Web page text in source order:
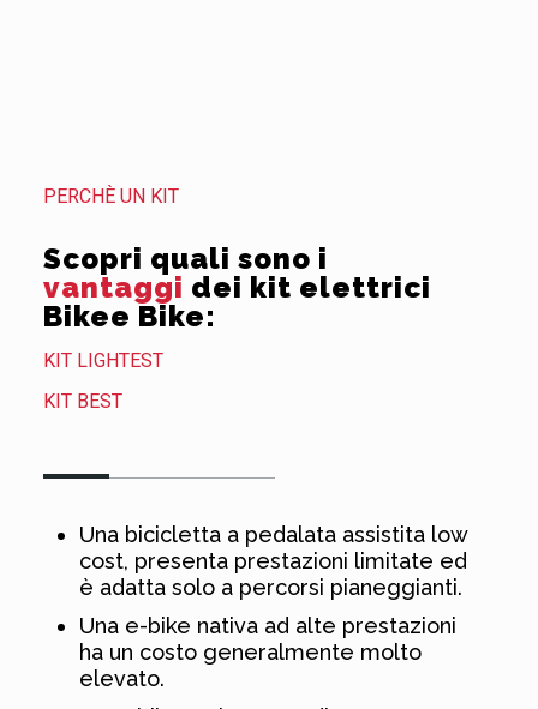
PERCHÈ UN KIT
Scopri quali sono i
vantaggi dei kit elettrici
Bikee Bike:
KIT LIGHTEST
KIT BEST
Una bicicletta a pedalata assistita low
cost, presenta prestazioni limitate ed
è adatta solo a percorsi pianeggianti.
Una e-bike nativa ad alte prestazioni
ha un costo generalmente molto
elevato.